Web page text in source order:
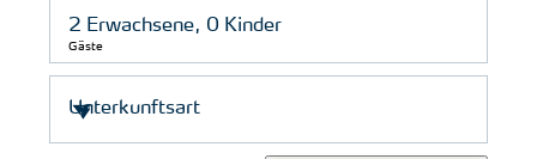
Gäste